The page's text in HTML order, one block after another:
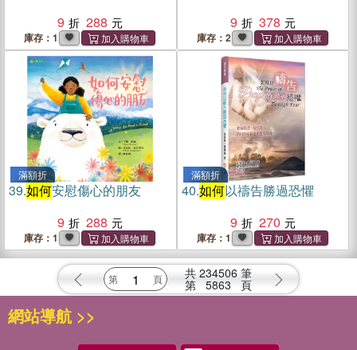
9
288
庫存：1
9
378
庫存：2
滿額折
39.如何安慰傷心的朋友
9
288
庫存：1
滿額折
40.如何以禱告勝過恐懼
9
270
庫存：1
共 234506 筆
第 5863 頁
網站導航 >>